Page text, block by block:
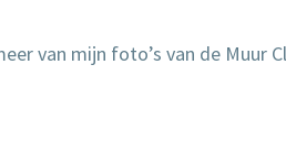
van mijn foto’s van de Muur